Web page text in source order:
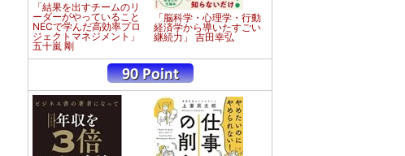
「結果を出すチームのリ
ーダーがやっていること
NECで学んだ高効率プロ
ジェクトマネジメント」
五十嵐 剛
「脳科学・心理学・行動
経済学から導いたすごい
継続力」 吉田幸弘